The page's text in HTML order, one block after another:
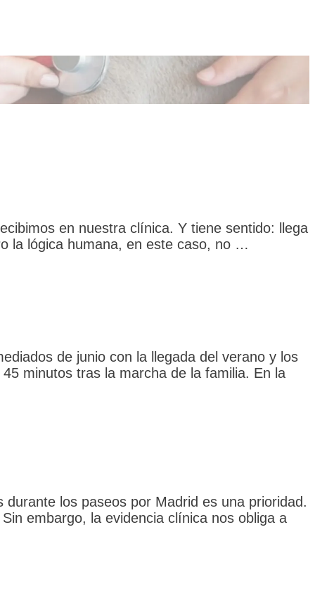
en nuestra clínica. Y tiene sentido: llega
la lógica humana, en este caso, no …
de junio con la llegada del verano y los
minutos tras la marcha de la familia. En la
los paseos por Madrid es una prioridad.
embargo, la evidencia clínica nos obliga a